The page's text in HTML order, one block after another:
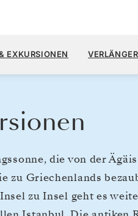
EXKURSIONEN
die von der
zu Griechenlands
zu Insel geht es